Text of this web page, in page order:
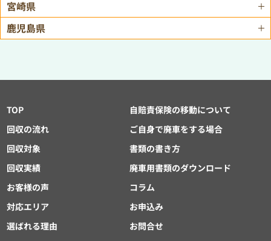
宮崎県
鹿児島県
TOP
回収の流れ
回収対象
回収実績
お客様の声
対応エリア
選ばれる理由
自賠責保険の移動について
ご自身で廃車をする場合
書類の書き方
廃車用書類のダウンロード
コラム
お申込み
お問合せ